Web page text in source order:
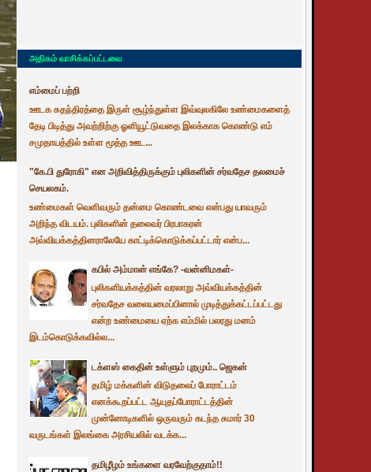
அதிகம் வாசிக்கப்பட்டவை
எம்மைப் பற்றி
ஊடக சுதந்திரத்தை இருள் சூழ்ந்துள்ள இவ்வுலகிலே உண்மைகளைத்
தேடி பிடித்து அவற்றிற்கு ஓளியூட்டுவதை இலக்காக கொண்டு எம்
சமுதாயத்தில் உள்ள மூத்த ஊட...
"கே.பி துரோகி" என அறிவித்திருக்கும் புலிகளின் சர்வதேச தலமைச்
செயலகம்.
உண்மைகள் வெளிவரும் தன்மை கொண்டவை என்பது யாவரும்
அறிந்த விடயம். புலிகளின் தலைவர் பிரபாகரன்
அவ்வியக்கத்தினராலேயே காட்டிக்கொடுக்கப்பட்டார் என்ப...
கபில் அம்மான் எங்கே? -வன்னிமகள்-
புலிகளியக்கத்தின் வரலாறு அவ்வியக்கத்தின்
சர்வதேச வலையமைப்பினால் முடித்துக்கட்டப்பட்டது
என்ற உண்மையை ஏற்க எம்மில் பலரது மனம்
இடம்கொடுக்கவில்ல...
டக்ளஸ் கைதின் உள்ளும் புறமும்.. ஜெகன்
தமிழ் மக்களின் விடுதலைப் போராட்டம்
எனக்கூறப்பட்ட ஆயுதப்போராட்டத்தின்
முன்னோடிகளில் ஒருவரும் கடந்த சுமார் 30
வருடங்கள் இலங்கை அரசியலில் வடக்க...
தமிழீழம் உங்களை வரவேற்குதாம்!!